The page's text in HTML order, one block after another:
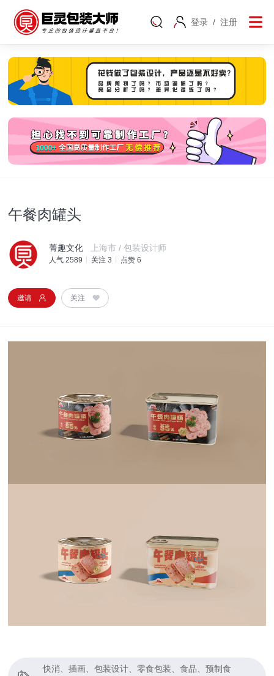
登录 / 注册
午餐肉罐头
菁趣文化 上海市 / 包装设计师
人气 2589 关注 3 点赞 6
邀请 关注
快消、插画、包装设计、零食包装、食品、预制食